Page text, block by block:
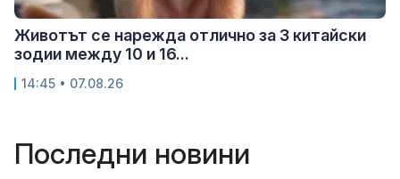
Животът се нарежда отлично за 3 китайски
зодии между 10 и 16...
14:45 • 07.08.26
Последни новини